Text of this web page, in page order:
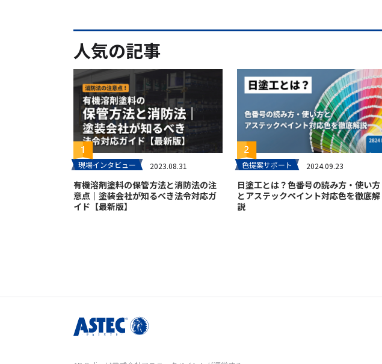
人気の記事
現場インタビュー 2023.08.31
有機溶剤塗料の保管方法と消防法の注
意点｜塗装会社が知るべき法令対応ガ
イド【最新版】
色提案サポート 2024.09.23
日塗工とは？色番号の読み方・使い方
とアステックペイント対応色を徹底解
説